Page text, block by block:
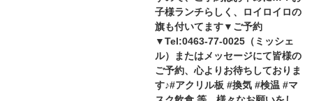
子様ランチらしく、ロイロイロの
旗も付いてます▼ご予約
▼Tel:0463-77-0025（ミッシェ
ル）またはメッセージにて皆様の
ご予約、心よりお待ちしておりま
す♪#アクリル板 #換気 #検温 #マ